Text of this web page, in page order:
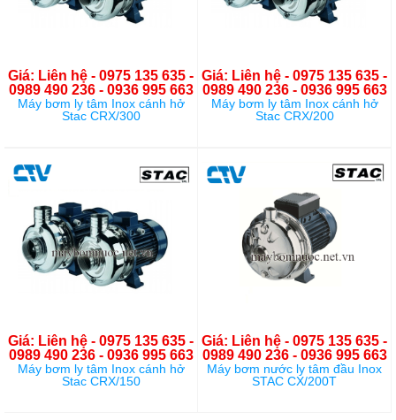
Giá: Liên hệ - 0975 135 635 -
0989 490 236 - 0936 995 663
Máy bơm ly tâm Inox cánh hở
Stac CRX/300
Giá: Liên hệ - 0975 135 635 -
0989 490 236 - 0936 995 663
Máy bơm ly tâm Inox cánh hở
Stac CRX/200
Giá: Liên hệ - 0975 135 635 -
0989 490 236 - 0936 995 663
Máy bơm ly tâm Inox cánh hở
Stac CRX/150
Giá: Liên hệ - 0975 135 635 -
0989 490 236 - 0936 995 663
Máy bơm nước ly tâm đầu Inox
STAC CX/200T